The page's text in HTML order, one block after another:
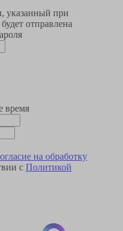
указанный при
отправлена
время
на обработку
с Политикой